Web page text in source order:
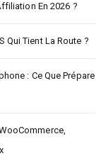
En 2026 ?
Qui Tient La Route ?
: Ce Que Prépare